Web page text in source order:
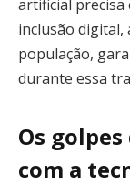
artificial precisa
inclusão digital,
população,
durante essa
Os
com a